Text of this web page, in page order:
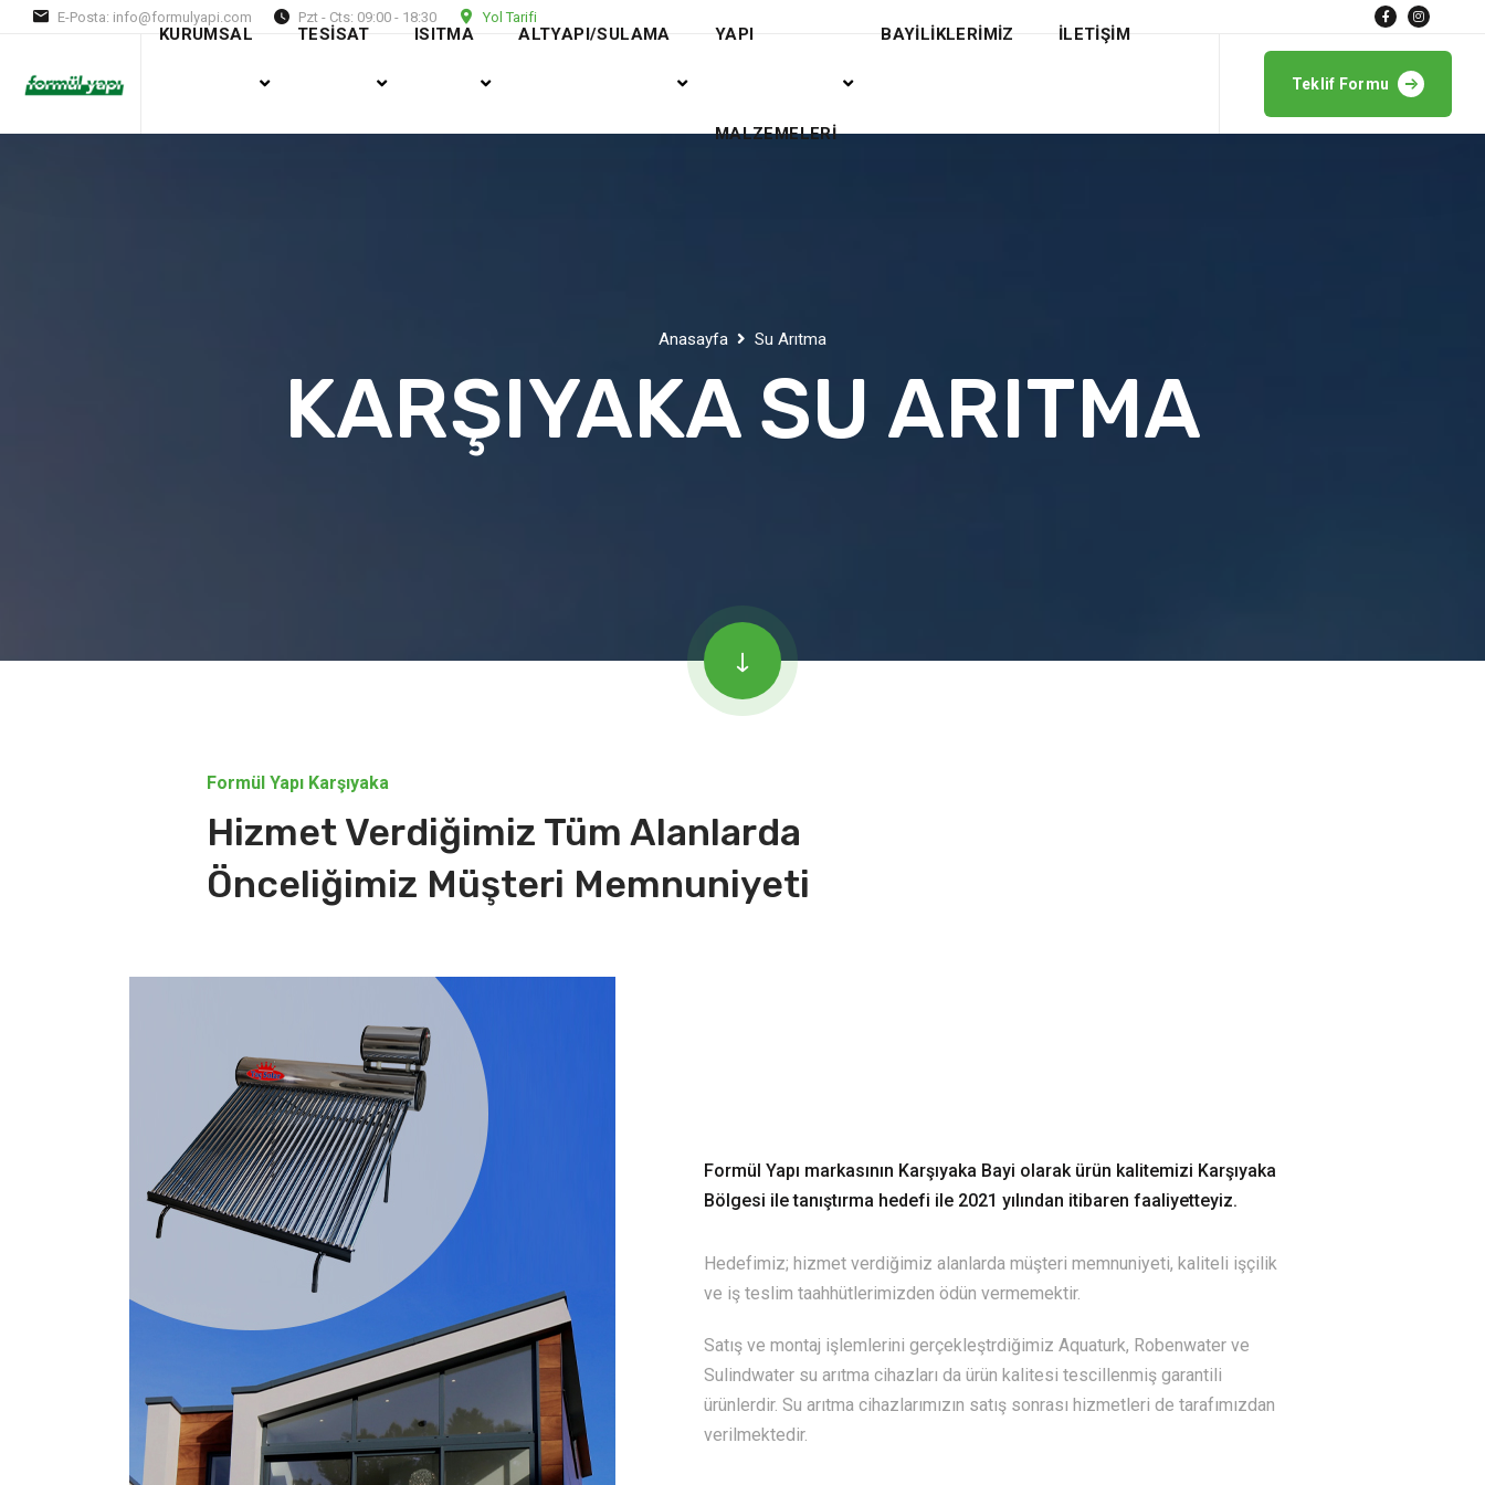
E-Posta: info@formulyapi.com Pzt - Cts: 09:00 - 18:30 Yol Tarifi
KURUMSAL TESİSAT ISITMA ALTYAPI/SULAMA YAPI
MALZEMELERİ
BAYİLİKLERİMİZ İLETİŞİM
Teklif Formu
Anasayfa Su Arıtma
KARŞIYAKA SU ARITMA
Formül Yapı Karşıyaka
Hizmet Verdiğimiz Tüm Alanlarda
Önceliğimiz Müşteri Memnuniyeti
Formül Yapı markasının Karşıyaka Bayi olarak ürün kalitemizi Karşıyaka
Bölgesi ile tanıştırma hedefi ile 2021 yılından itibaren faaliyetteyiz.
Hedefimiz; hizmet verdiğimiz alanlarda müşteri memnuniyeti, kaliteli işçilik
ve iş teslim taahhütlerimizden ödün vermemektir.
Satış ve montaj işlemlerini gerçekleştrdiğimiz Aquaturk, Robenwater ve
Sulindwater su arıtma cihazları da ürün kalitesi tescillenmiş garantili
ürünlerdir. Su arıtma cihazlarımızın satış sonrası hizmetleri de tarafımızdan
verilmektedir.